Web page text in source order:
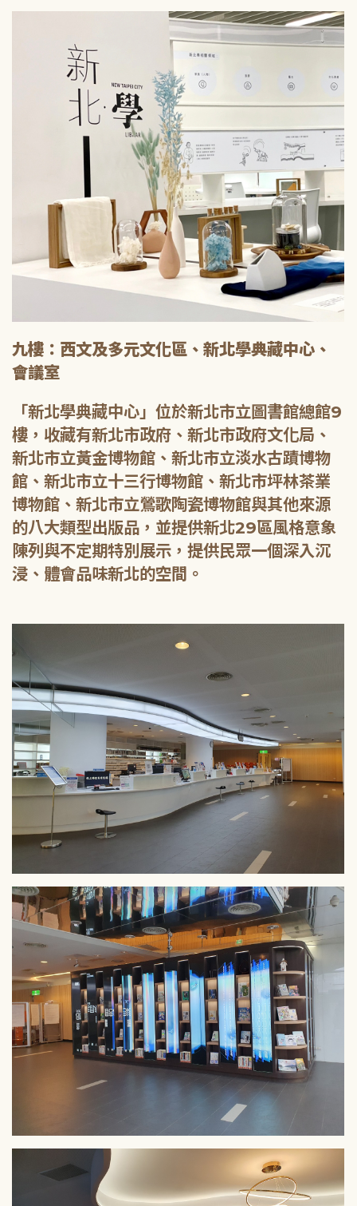
九樓：西文及多元文化區、新北學典藏中心、
會議室
「新北學典藏中心」位於新北市立圖書館總館9
樓，收藏有新北市政府、新北市政府文化局、
新北市立黃金博物館、新北市立淡水古蹟博物
館、新北市立十三行博物館、新北市坪林茶業
博物館、新北市立鶯歌陶瓷博物館與其他來源
的八大類型出版品，並提供新北29區風格意象
陳列與不定期特別展示，提供民眾一個深入沉
浸、體會品味新北的空間。